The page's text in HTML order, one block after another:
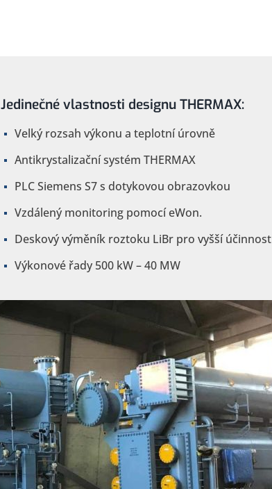
Jedinečné vlastnosti designu THERMAX:
Velký rozsah výkonu a teplotní úrovně
Antikrystalizační systém THERMAX
PLC Siemens S7 s dotykovou obrazovkou
Vzdálený monitoring pomocí eWon.
Deskový výměník roztoku LiBr pro vyšší účinnost
Výkonové řady 500 kW – 40 MW